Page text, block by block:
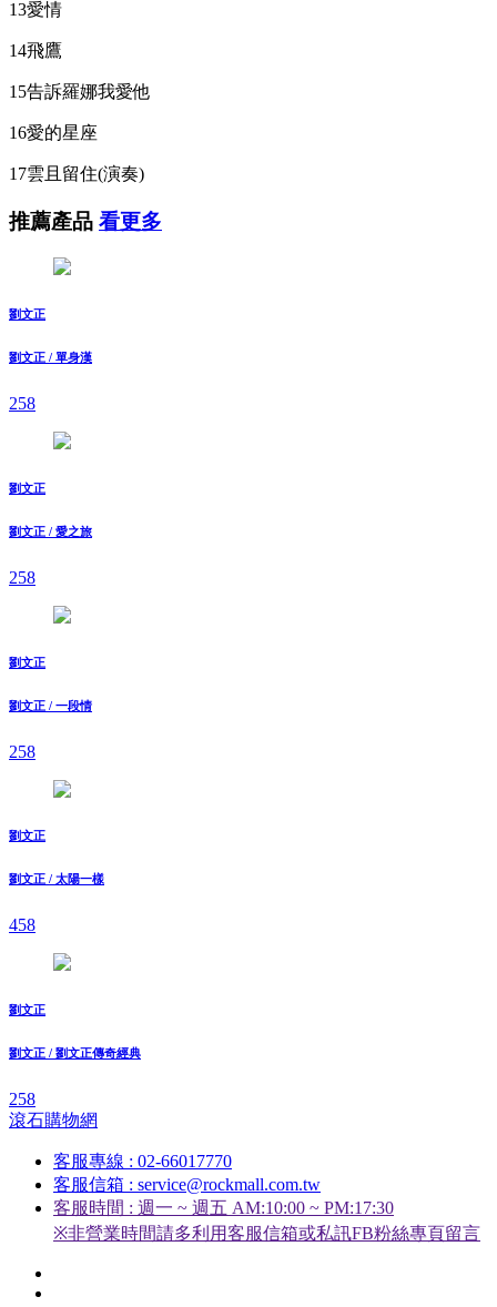
13愛情
14飛鷹
15告訴羅娜我愛他
16愛的星座
17雲且留住(演奏)
推薦產品 看更多
劉文正
劉文正 / 單身漢
258
劉文正
劉文正 / 愛之旅
258
劉文正
劉文正 / 一段情
258
劉文正
劉文正 / 太陽一樣
458
劉文正
劉文正 / 劉文正傳奇經典
258
滾石購物網
客服專線 : 02-66017770
客服信箱 : service@rockmall.com.tw
客服時間 : 週一 ~ 週五 AM:10:00 ~ PM:17:30
※非營業時間請多利用客服信箱或私訊FB粉絲專頁留言